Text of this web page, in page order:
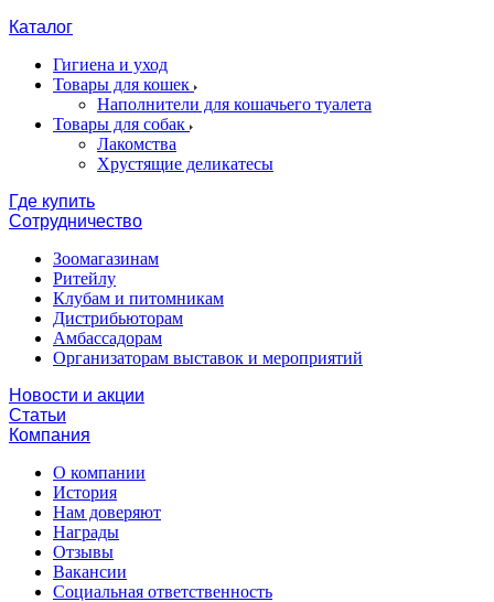
Каталог
Гигиена и уход
Товары для кошек
Наполнители для кошачьего туалета
Товары для собак
Лакомства
Хрустящие деликатесы
Где купить
Сотрудничество
Зоомагазинам
Ритейлу
Клубам и питомникам
Дистрибьюторам
Амбассадорам
Организаторам выставок и мероприятий
Новости и акции
Статьи
Компания
О компании
История
Нам доверяют
Награды
Отзывы
Вакансии
Социальная ответственность